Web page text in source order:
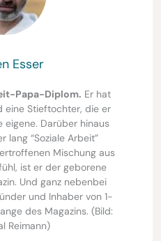
Esser
Papa-Diplom. Er hat
eine Stieftochter, die er
eigene. Darüber hinaus
lang “Soziale Arbeit”
Mischung aus
ist er der geborene
Und ganz nebenbei
und Inhaber von 1-
des Magazins. (Bild:
Reimann)